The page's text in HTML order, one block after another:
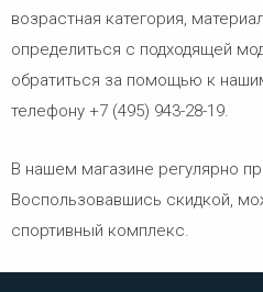
возрастная категория,
определиться с подходящей
обратиться за помощью к
телефону +7 (495) 943-28-19.
В нашем магазине регулярно
Воспользовавшись скидкой,
спортивный комплекс.